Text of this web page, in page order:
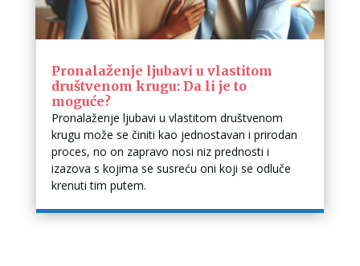
Pronalaženje ljubavi u vlastitom
društvenom krugu: Da li je to
moguće?
Pronalaženje ljubavi u vlastitom društvenom
krugu može se činiti kao jednostavan i prirodan
proces, no on zapravo nosi niz prednosti i
izazova s kojima se susreću oni koji se odluče
krenuti tim putem.